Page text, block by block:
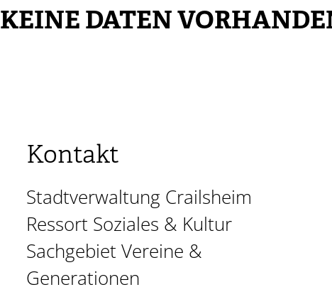
Kontakt
Stadtverwaltung Crailsheim
Ressort Soziales & Kultur
Sachgebiet Vereine &
Generationen
KEINE DATEN